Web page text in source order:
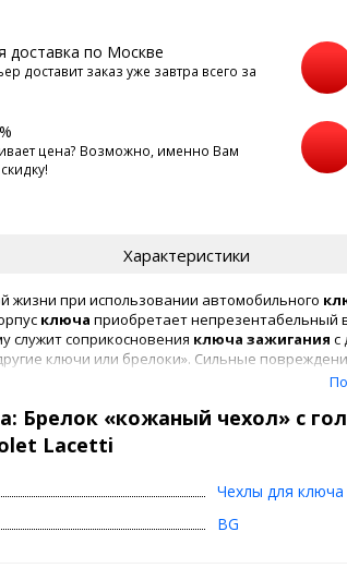
доставка по Москве
доставит заказ уже завтра всего за
цена? Возможно, именно Вам
Характеристики
жизни при использовании автомобильного
ключа приобретает непрезентабельный
служит соприкосновения ключа зажигания с
ключи или брелоки». Сильные
на твердую поверхность. Данная проблема
в виде царапин, можно получить и
замене
к внешним воздействиям.
чехлаявляется натуральная кожа черного
кожи в
Брелок «кожаный чехол» с
Lacetti
Чехлы для ключа
BG